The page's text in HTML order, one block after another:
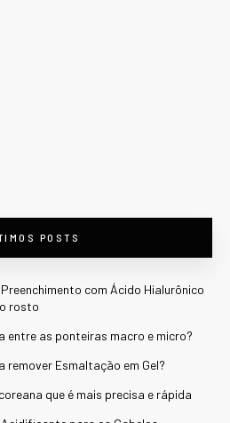
POSTS
com Ácido Hialurônico
rosto
entre as ponteiras macro e micro?
remover Esmaltação em Gel?
que é mais precisa e rápida